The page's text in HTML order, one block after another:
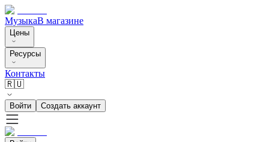
МузыкаВ магазине
Цены
Ресурсы
Контакты
🇷🇺
Войти Создать аккаунт